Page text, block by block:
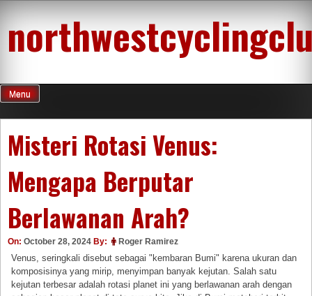
content
Menu
Misteri Rotasi Venus:
Mengapa Berputar
Berlawanan Arah?
On: October 28, 2024 By: Roger Ramirez
Venus, seringkali disebut sebagai "kembaran Bumi" karena ukuran dan
komposisinya yang mirip, menyimpan banyak kejutan. Salah satu
kejutan terbesar adalah rotasi planet ini yang berlawanan arah dengan